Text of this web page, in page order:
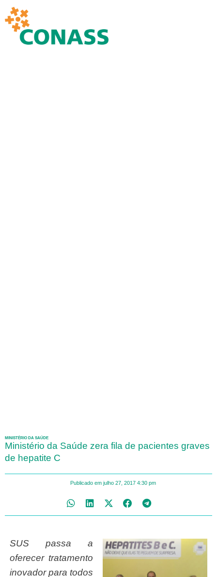
MINISTÉRIO DA SAÚDE
Ministério da Saúde zera fila de pacientes graves
de hepatite C
Publicado em julho 27, 2017 4:30 pm
SUS passa a
oferecer tratamento
inovador para todos